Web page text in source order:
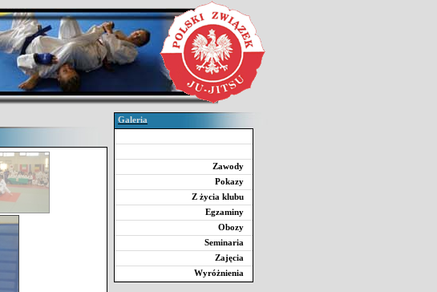
Galeria
Zawody
Pokazy
Z życia klubu
Egzaminy
Obozy
Seminaria
Zajęcia
Wyróżnienia